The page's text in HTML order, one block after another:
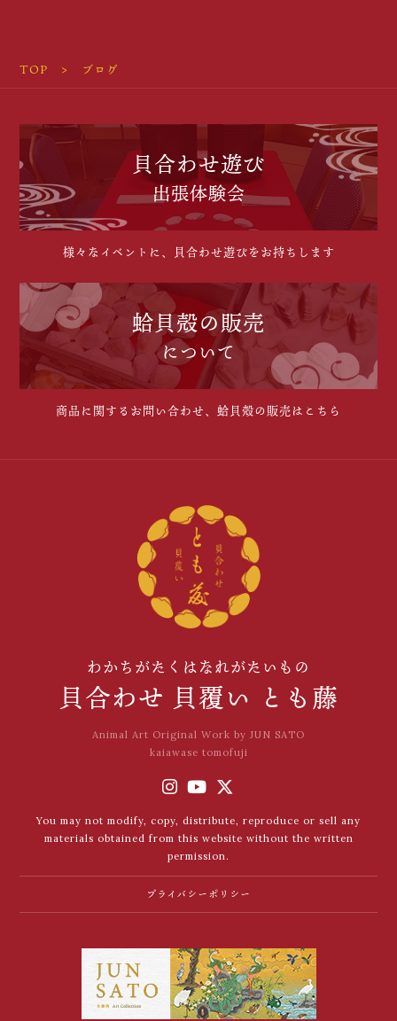
TOP ブログ
貝合わせ遊び
出張体験会
様々なイベントに、貝合わせ遊びをお持ちします
蛤貝殻の販売
について
商品に関するお問い合わせ、蛤貝殻の販売はこちら
わかちがたくはなれがたいもの
貝合わせ 貝覆い とも藤
Animal Art Original Work by JUN SATO
kaiawase tomofuji
You may not modify, copy, distribute, reproduce or sell any
materials obtained from this website without the written
permission.
プライバシーポリシー